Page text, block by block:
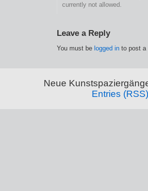
currently not allowed.
Leave a Reply
You must be logged in to post a
Neue
Entries (RSS)